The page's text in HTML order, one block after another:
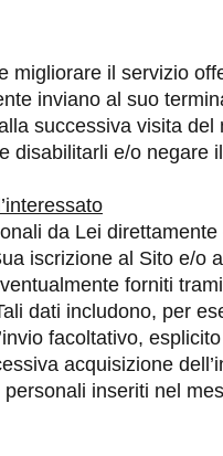
migliorare il servizio
inviano al suo
successiva visita
disabilitarli e/o negare
da Lei
iscrizione al Sito e/
forniti
dati includono, per
facoltativo,
acquisizione
inseriti nel